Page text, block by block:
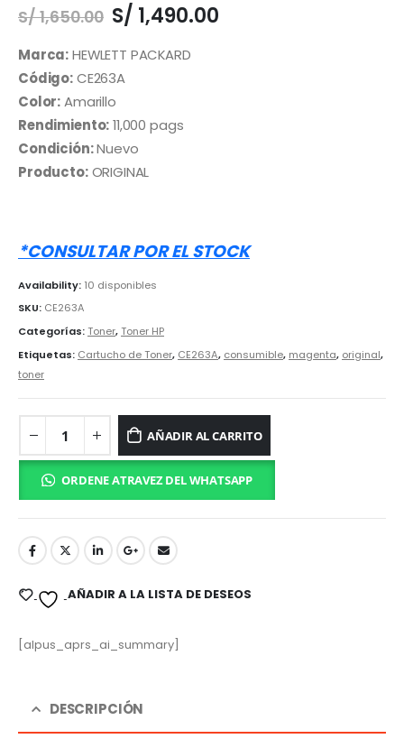
S/1,650.00 El
precio
original
era:
S/ 1,650.00.
S/ 1,490.00El
Marca:HEWLETT PACKARD
Código:CE263A
Color:Amarillo
Rendimiento:11,000 pags
Condición:Nuevo
Producto:ORIGINAL
*CONSULTAR POR EL STOCK
Availability: 10 disponibles
SKU: CE263A
Categorías:Toner,Toner HP
Etiquetas: Cartucho de Toner, CE263A, consumible, magenta, original,
toner
AÑADIR AL CARRITO
ORDENE ATRAVEZ DEL WHATSAPP
AÑADIR A LA LISTA DE DESEOS
[alpus_aprs_ai_summary]
DESCRIPCIÓN